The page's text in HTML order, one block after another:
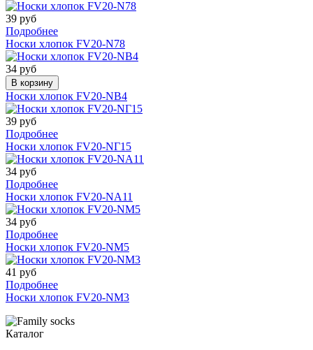
39 руб
Подробнее
Носки хлопок FV20-N78
34 руб
В корзину
Носки хлопок FV20-NВ4
39 руб
Подробнее
Носки хлопок FV20-NГ15
34 руб
Подробнее
Носки хлопок FV20-NА11
34 руб
Подробнее
Носки хлопок FV20-NМ5
41 руб
Подробнее
Носки хлопок FV20-NМ3
Каталог